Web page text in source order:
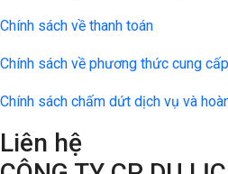
Chính sách về thanh toán
Chính sách về phương thức cung
Chính sách chấm dứt dịch vụ và
Liên hệ